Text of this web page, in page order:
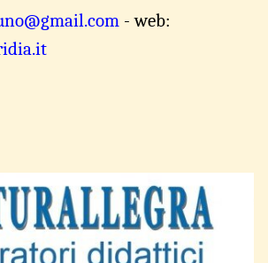
l.com - web:
dia.it